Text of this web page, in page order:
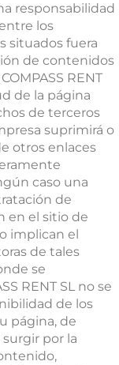
responsabilidad
los
situados fuera
de contenidos
RENT
de la página
de terceros
suprimirá o
otros enlaces
caso una
de
en el sitio de
implican el
de tales
se
RENT SL no se
de los
página, de
por la